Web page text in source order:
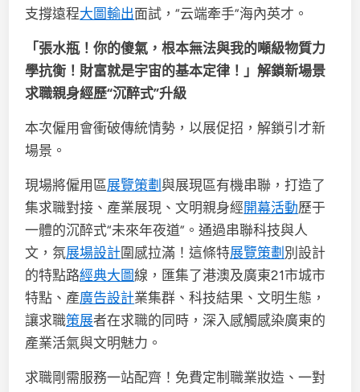
支撐遠程大圖輸出面試，“云端牽手”海內英才。
「張水瓶！你的傻氣，根本無法與我的噸級物質力
學抗衡！財富就是宇宙的基本定律！」解鎖新場景
求職親身經歷“沉醉式”升級
本次僱用會衝破傳統情勢，以展促招，解鎖引才新
場景。
現場將僱用區展覽策劃與展現區有機串聯，打造了
集求職對接、產業展現、文明親身經開幕活動歷于
一體的沉醉式“未來年夜道”。通過串聯科技與人
文，氛展場設計圍感拉滿！這條特展覽策劃 別設計
的特點路經典大圖線，匯集了港澳及廣東21市城市
特點、產廣告設計業集群、科技結果、文明生態，
讓求職策展者在求職的同時，深入感觸感染廣東的
產業活氣與文明魅力。
求職剛需服務一站配齊！免費定制職業妝造、一對